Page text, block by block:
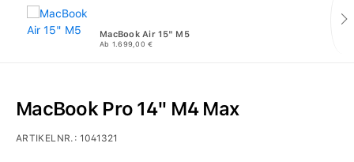
MacBook Air 15" M5
Ab 1.699,00 €
MacBook Pro 14" M4 Max
ARTIKELNR.:1041321